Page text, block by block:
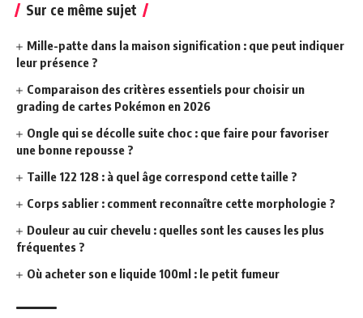
Sur ce même sujet
Mille-patte dans la maison signification : que peut indiquer
leur présence ?
Comparaison des critères essentiels pour choisir un
grading de cartes Pokémon en 2026
Ongle qui se décolle suite choc : que faire pour favoriser
une bonne repousse ?
Taille 122 128 : à quel âge correspond cette taille ?
Corps sablier : comment reconnaître cette morphologie ?
Douleur au cuir chevelu : quelles sont les causes les plus
fréquentes ?
Où acheter son e liquide 100ml : le petit fumeur